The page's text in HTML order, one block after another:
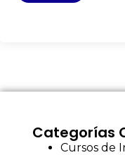
Categorías
Cursos de